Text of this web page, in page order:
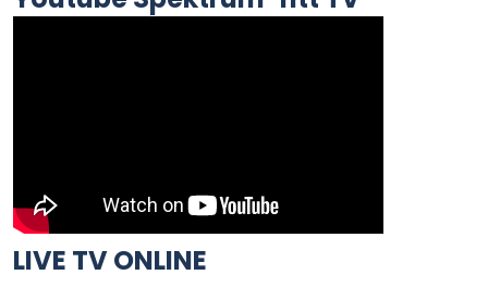
LIVE TV ONLINE